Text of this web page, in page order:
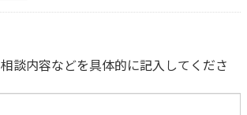
談内容などを具体的に記入してくださ